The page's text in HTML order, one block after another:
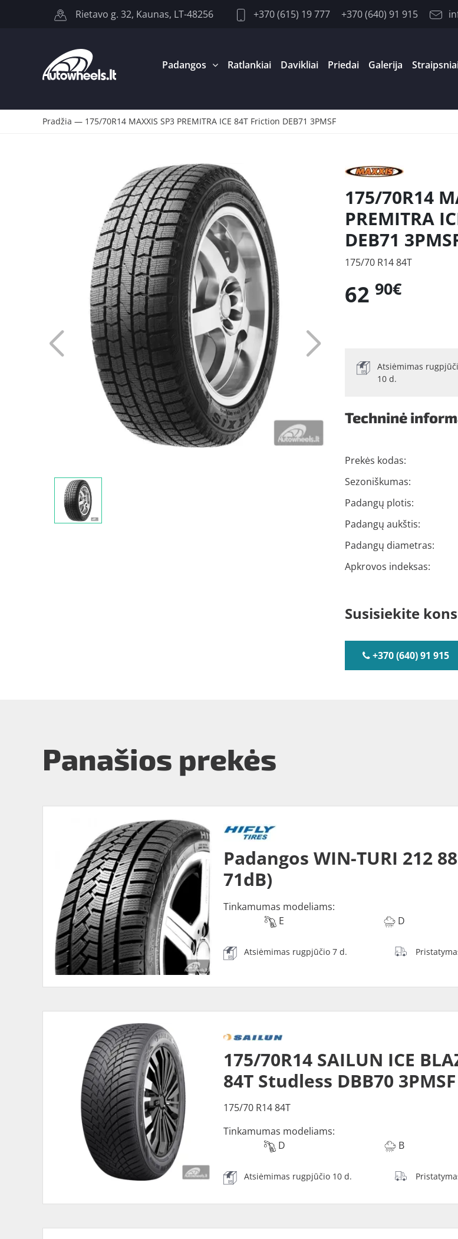
Rietavo g. 32, Kaunas, LT-48256 +370 (615) 19 777 +370 (640) 91 915
Padangos Ratlankiai Davikliai Priedai Galerija
Pradžia — 175/70R14 MAXXIS SP3 PREMITRA ICE 84T Friction DEB71 3PMSF
175/70R14
PREMITRA
DEB71
175/70 R14 84T
62 90€
Atsiėmimas
10 d.
Techninė
Prekės kodas:
Sezoniškumas:
Padangų plotis:
Padangų aukštis:
Padangų diametras:
Apkrovos indeksas:
Susisiekite
+370 (640) 91 915
Panašios prekės
Padangos WIN-TURI 212
71dB)
Tinkamumas modeliams:
E
D
Atsiėmimas rugpjūčio 7 d.
175/70R14 SAILUN ICE
84T Studless DBB70
175/70 R14 84T
Tinkamumas modeliams:
D
B
Atsiėmimas rugpjūčio 10 d.